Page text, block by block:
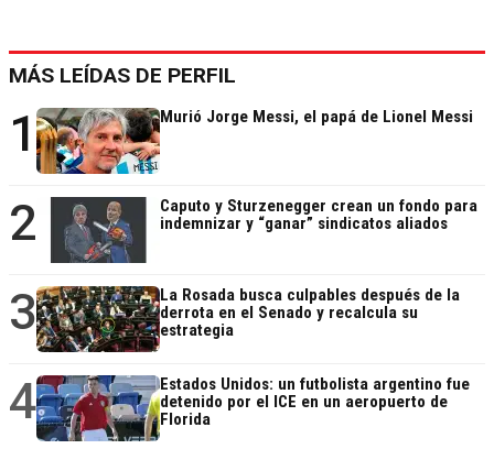
MÁS LEÍDAS DE PERFIL
1 Murió Jorge Messi, el papá de Lionel Messi
2
Caputo y Sturzenegger crean un fondo para
indemnizar y “ganar” sindicatos aliados
3
La Rosada busca culpables después de la
derrota en el Senado y recalcula su
estrategia
4
Estados Unidos: un futbolista argentino fue
detenido por el ICE en un aeropuerto de
Florida